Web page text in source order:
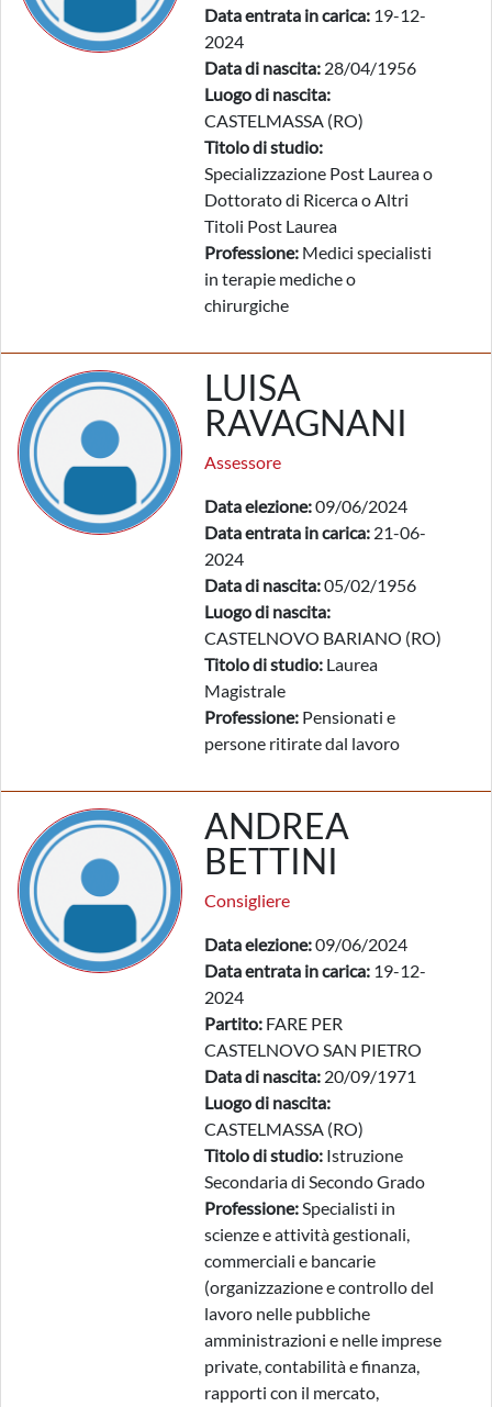
Data entrata in carica: 19-12-
2024
Data di nascita: 28/04/1956
Luogo di nascita:
CASTELMASSA (RO)
Titolo di studio:
Specializzazione Post Laurea o
Dottorato di Ricerca o Altri
Titoli Post Laurea
Professione: Medici specialisti
in terapie mediche o
chirurgiche
LUISA
RAVAGNANI
Assessore
Data elezione:09/06/2024
Data entrata in carica: 21-06-
2024
Data di nascita:05/02/1956
Luogo di nascita:
CASTELNOVO BARIANO (RO)
Titolo di studio: Laurea
Magistrale
Professione: Pensionati e
persone ritirate dal lavoro
ANDREA
BETTINI
Consigliere
Data elezione:09/06/2024
Data entrata in carica: 19-12-
2024
Partito: FARE PER
CASTELNOVO SAN PIETRO
Data di nascita: 20/09/1971
Luogo di nascita:
CASTELMASSA (RO)
Titolo di studio: Istruzione
Secondaria di Secondo Grado
Professione:Specialisti in
scienze e attività gestionali,
commerciali e bancarie
(organizzazione e controllo del
lavoro nelle pubbliche
amministrazioni e nelle imprese
private, contabilità e finanza,
rapporti con il mercato,